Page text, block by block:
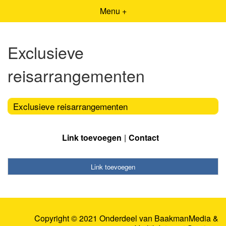
Menu +
Exclusieve
reisarrangementen
Exclusieve reisarrangementen
Link toevoegen Contact
Link toevoegen
Copyright © 2021 Onderdeel van BaakmanMedia&